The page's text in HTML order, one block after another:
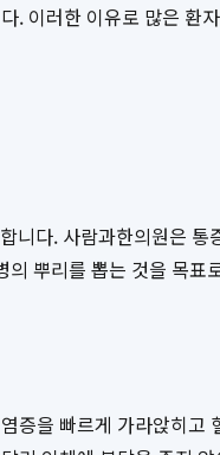
. 이러한 이유로 많은 환
니다. 사람과한의원은
뿌리를 뽑는 것을 목표
증을 빠르게 가라앉히고